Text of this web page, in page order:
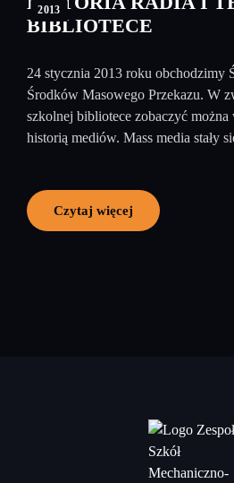
2013
BIBLIOTECE
24 stycznia 2013 roku obchodzimy
Środków Masowego Przekazu. W
szkolnej bibliotece zobaczyć
historią mediów. Mass media stały
Czytaj więcej